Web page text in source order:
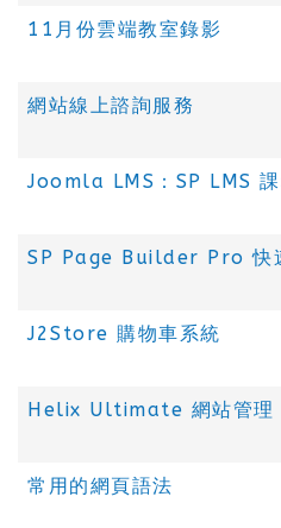
11月份雲端教室錄影
網站線上諮詢服務
Joomla LMS：SP LMS 課
SP Page Builder Pro 快
J2Store 購物車系統
Helix Ultimate 網站管理
常用的網頁語法